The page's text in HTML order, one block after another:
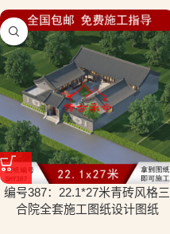
编号387：22.1*27米青砖风格三
合院全套施工图纸设计图纸